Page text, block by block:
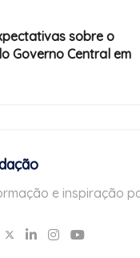
sobre o
Governo Central em
e inspiração